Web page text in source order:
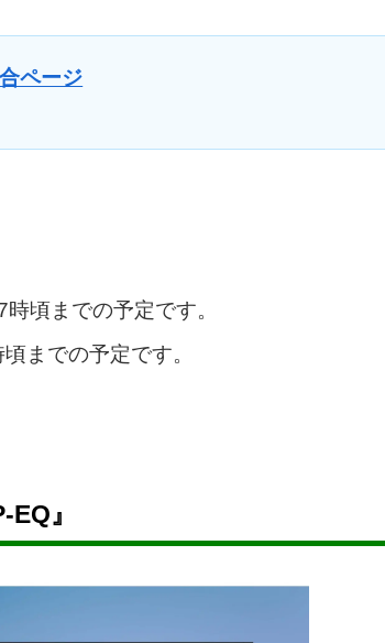
ページ
頃までの予定です。
までの予定です。
』